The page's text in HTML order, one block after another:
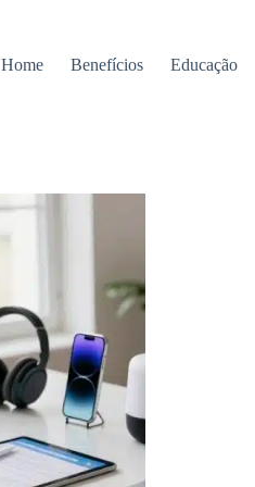
Home Benefícios Educação